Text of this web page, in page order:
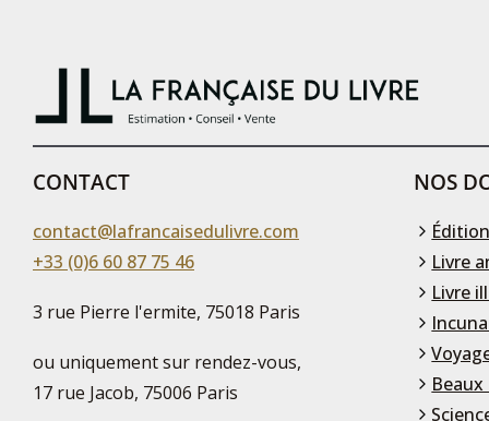
CONTACT
contact@lafrancaisedulivre.com
+33 (0)6 60 87 75 46
3 rue Pierre l'ermite, 75018 Paris
ou uniquement sur rendez-vous,
17 rue Jacob, 75006 Paris
NOS
Livre
Livre